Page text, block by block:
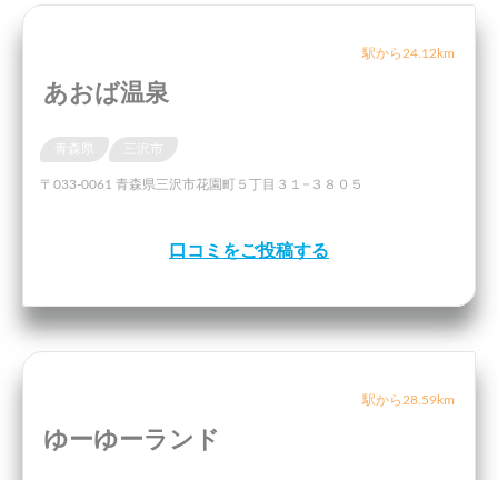
駅から24.12km
あおば温泉
青森県
〒033-0061 青森県三沢市花園町５丁目３１−３８０５
口コミをご投稿する
駅から28.59km
ゆーゆーランド